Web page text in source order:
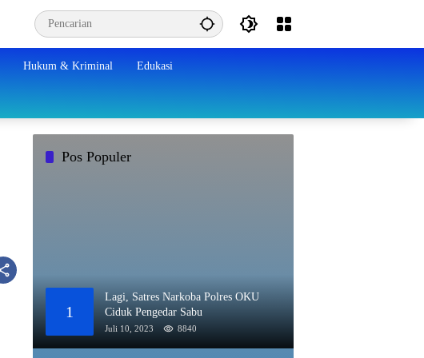
Hukum & Kriminal Edukasi
Pos Populer
1
Lagi, Satres Narkoba Polres OKU
Ciduk Pengedar Sabu
Juli 10, 2023 8840